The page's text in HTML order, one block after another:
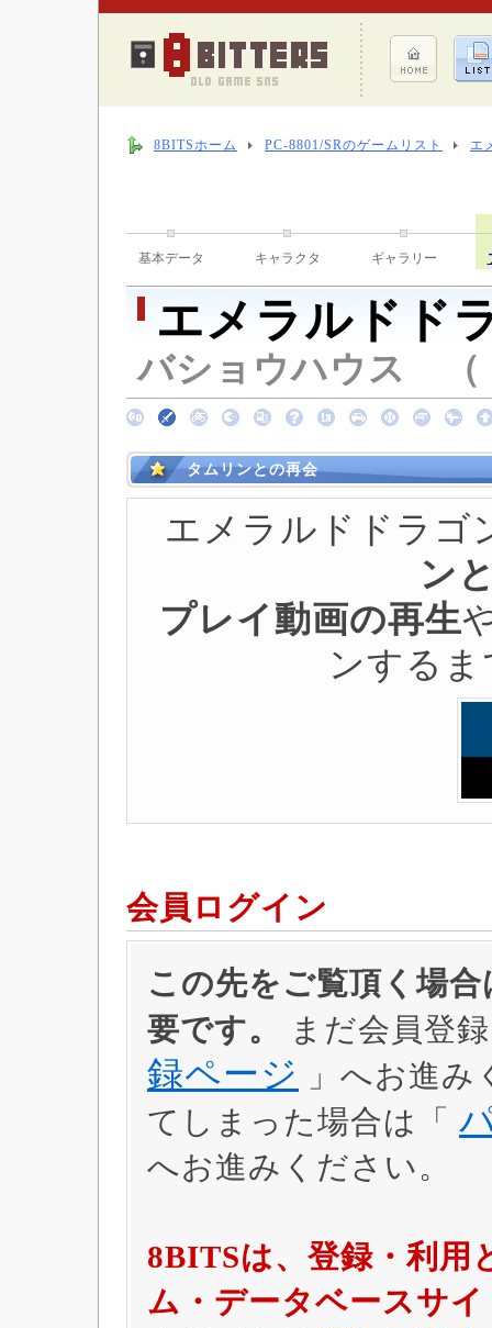
8BITSホーム PC-8801/SRのゲームリスト エ
基本データ キャラクタ ギャラリー
エメラルドド
バショウハウス （
タムリンとの再会
エメラルドドラゴ
ン
プレイ動画の再生
ンする
会員ログイン
この先をご覧頂く場
要です。
まだ会員登
録ページ
」へお進
てしまった場合は「
へお進みください。
8BITSは、登録・利用
ム・データベースサ